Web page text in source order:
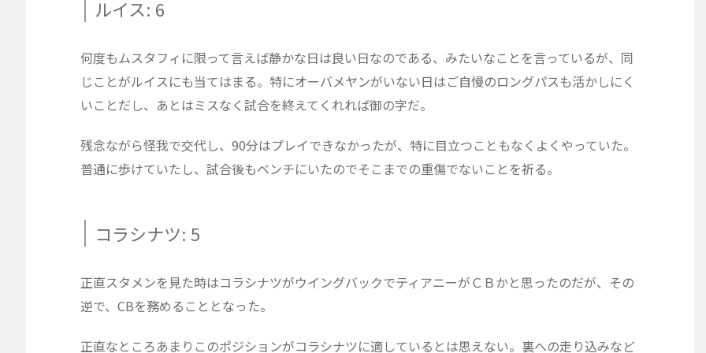
ルイス: 6
何度もムスタフィに限って言えば静かな日は良い日なのである、みたいなことを言っているが、同
じことがルイスにも当てはまる。特にオーバメヤンがいない日はご自慢のロングパスも活かしにく
いことだし、あとはミスなく試合を終えてくれれば御の字だ。
残念ながら怪我で交代し、90分はプレイできなかったが、特に目立つこともなくよくやっていた。
普通に歩けていたし、試合後もベンチにいたのでそこまでの重傷でないことを祈る。
コラシナツ: 5
正直スタメンを見た時はコラシナツがウイングバックでティアニーがＣＢかと思ったのだが、その
逆で、CBを務めることとなった。
正直なところあまりこのポジションがコラシナツに適しているとは思えない。裏への走り込みなど